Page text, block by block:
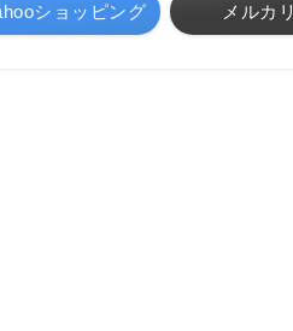
ショッピング メルカリ